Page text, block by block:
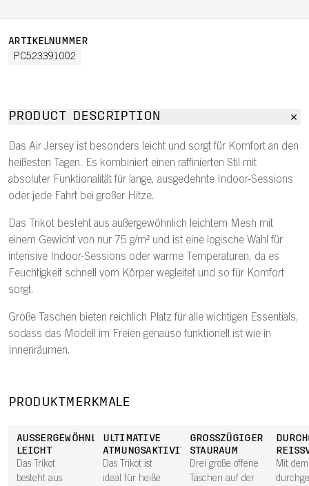
ARTIKELNUMMER
PC523391002
PRODUCT DESCRIPTION
Das Air Jersey ist besonders leicht und sorgt für Komfort an den
heißesten Tagen. Es kombiniert einen raffinierten Stil mit
absoluter Funktionalität für lange, ausgedehnte Indoor-Sessions
oder jede Fahrt bei großer Hitze.
Das Trikot besteht aus außergewöhnlich leichtem Mesh mit
einem Gewicht von nur 75 g/m² und ist eine logische Wahl für
intensive Indoor-Sessions oder warme Temperaturen, da es
Feuchtigkeit schnell vom Körper wegleitet und so für Komfort
sorgt.
Große Taschen bieten reichlich Platz für alle wichtigen Essentials,
sodass das Modell im Freien genauso funktionell ist wie in
Innenräumen.
PRODUKTMERKMALE
AUSSERGEWÖHNLICH L
EICHT
Das Trikot
besteht aus
ULTIMATIVE
ATMUNGSAKTIVITÄT
Das Trikot ist
ideal für heiße
GROSSZÜGIGER S
TAURAUM
Drei große offene
Taschen auf der
Mit dem